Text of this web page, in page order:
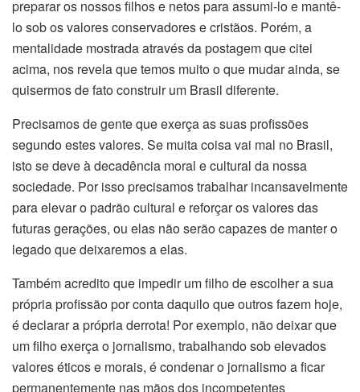
preparar os nossos filhos e netos para assumi-lo e mantê-
lo sob os valores conservadores e cristãos. Porém, a
mentalidade mostrada através da postagem que citei
acima, nos revela que temos muito o que mudar ainda, se
quisermos de fato construir um Brasil diferente.
Precisamos de gente que exerça as suas profissões
segundo estes valores. Se muita coisa vai mal no Brasil,
isto se deve à decadência moral e cultural da nossa
sociedade. Por isso precisamos trabalhar incansavelmente
para elevar o padrão cultural e reforçar os valores das
futuras gerações, ou elas não serão capazes de manter o
legado que deixaremos a elas.
Também acredito que impedir um filho de escolher a sua
própria profissão por conta daquilo que outros fazem hoje,
é declarar a própria derrota! Por exemplo, não deixar que
um filho exerça o jornalismo, trabalhando sob elevados
valores éticos e morais, é condenar o jornalismo a ficar
permanentemente nas mãos dos incompetentes